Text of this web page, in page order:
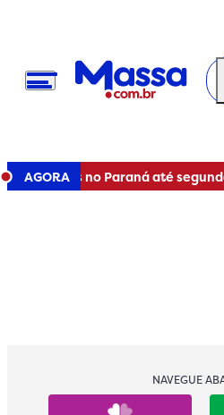
AGORAno Paraná até segunda
NAVEGUE